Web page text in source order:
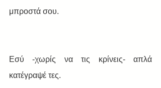
μπροστά σου.
Εσύ -χωρίς να τις κρίνεις- απλά
κατέγραψέ τες.